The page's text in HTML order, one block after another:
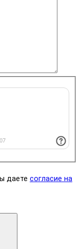
даете согласие на